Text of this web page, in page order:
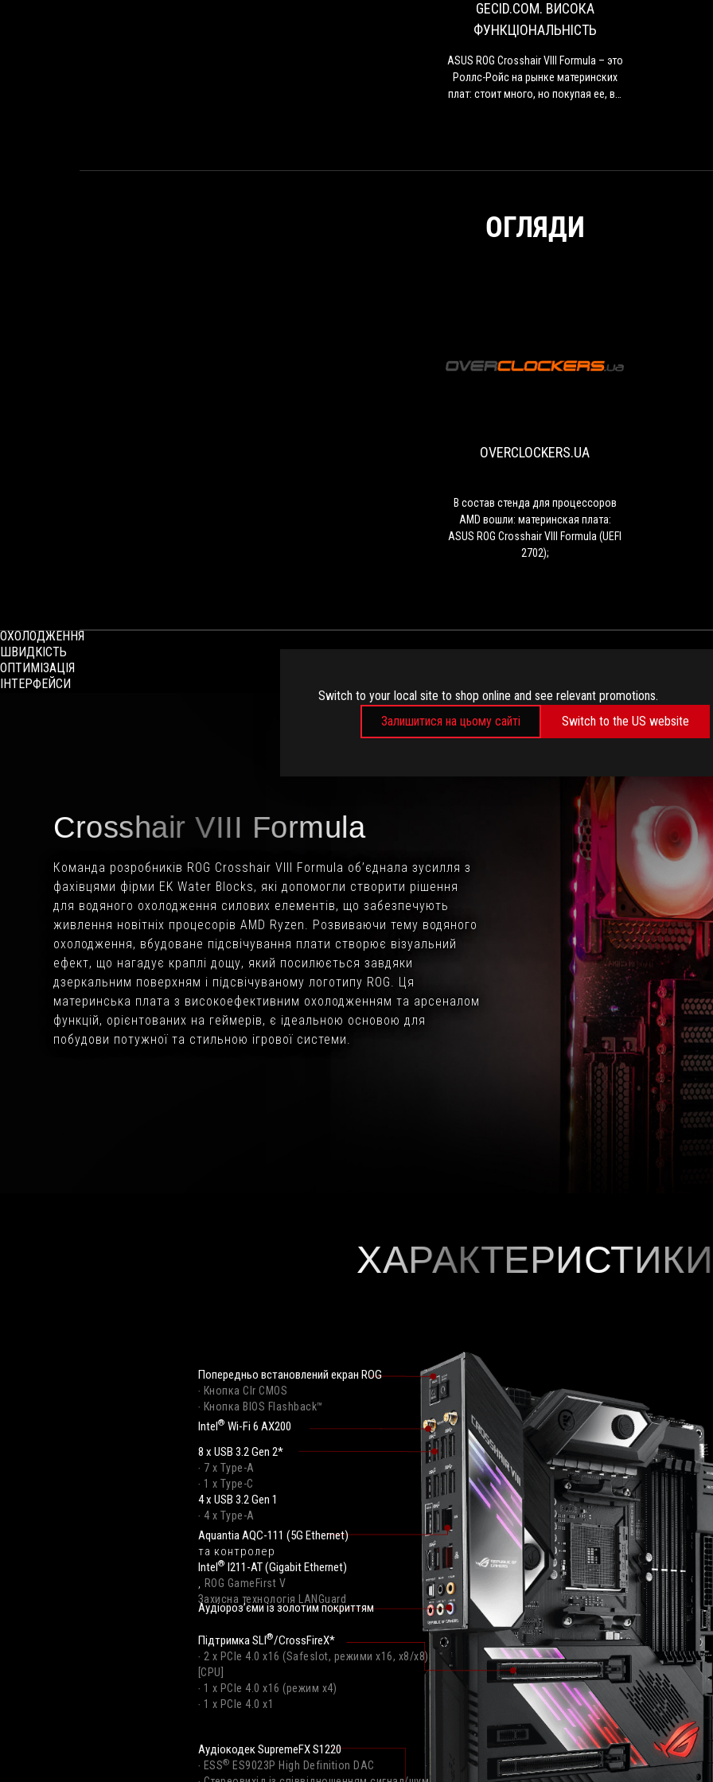
Switch to your local site to shop online and see relevant promotions.
Залишитися на цьому сайті
Switch to the US website
–
это
Ройс
на
рынке
много,
ее,
вы
GECID.COM. ВИСОКА
ФУНКЦІОНАЛЬНІСТЬ
ASUS ROG Crosshair VIII Formula – это
Роллс-Ройс на рынке материнских
плат: стоит много, но покупая ее, вы
ОГЛЯДИ
2702);
OVERCLOCKERS.UA
В состав стенда для процессоров
AMD вошли: материнская плата:
ASUS ROG Crosshair VIII Formula (UEFI
2702);
ОХОЛОДЖЕННЯ
ШВИДКІСТЬ
ОПТИМІЗАЦІЯ
ІНТЕРФЕЙСИ
Crosshair VIII Formula
Команда розробників ROG Crosshair VIII Formula об’єднала зусилля з
фахівцями фірми EK Water Blocks, які допомогли створити рішення
для водяного охолодження силових елементів, що забезпечують
живлення новітніх процесорів AMD Ryzen. Розвиваючи тему водяного
охолодження, вбудоване підсвічування плати створює візуальний
ефект, що нагадує краплі дощу, який посилюється завдяки
дзеркальним поверхням і підсвічуваному логотипу ROG. Ця
материнська плата з високоефективним охолодженням та арсеналом
функцій, орієнтованих на геймерів, є ідеальною основою для
побудови потужної та стильною ігрової системи.
ХАРАКТЕРИСТИКИ
Попередньо встановлений екран ROG
‧ Кнопка Clr CMOS
‧ Кнопка BIOS Flashback™​
Intel®​ Wi-Fi 6 AX200
8 x USB 3.2 Gen 2*
‧ 7 x Type-A
‧ 1 x Type-C
4 x USB 3.2 Gen 1
‧ 4 x Type-A
Aquantia AQC-111 (5G Ethernet)
та контролер
Intel®​ I211-AT (Gigabit Ethernet)
, ROG GameFirst V
Захисна технологія LANGuard
Аудіороз’єми із золотим покриттям
Підтримка SLI®/CrossFireX*
‧ 2 x PCIe 4.0 x16 (Safeslot, режими x16, x8/x8)
[CPU]
‧ 1 x PCIe 4.0 x16 (режим x4)
‧ 1 x PCIe 4.0 x1
Аудіокодек SupremeFX S1220
‧ ESS® ES9023P High Definition DAC